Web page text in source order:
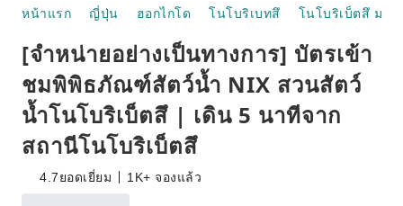
หน้าแรก ญี่ปุ่น ฮอกไกโด โนโบริเบทสึ โนโบริเบ็ตสึ มารี
[จำหน่ายอย่างเป็นทางการ] บัตรเข้า
ชมพิพิธภัณฑ์สัตว์น้ำ NIX สวนสัตว์
น้ำโนโบริเบ็ตสึ | เดิน 5 นาทีจาก
สถานีโนโบริเบ็ตสึ
4.7ยอดเยี่ยม 1K+ จองแล้ว